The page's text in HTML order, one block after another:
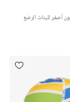
أصفر للبنات الرضع